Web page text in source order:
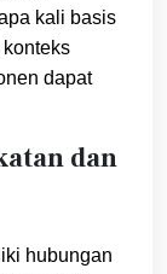
kali basis
dapat
dan
hubungan